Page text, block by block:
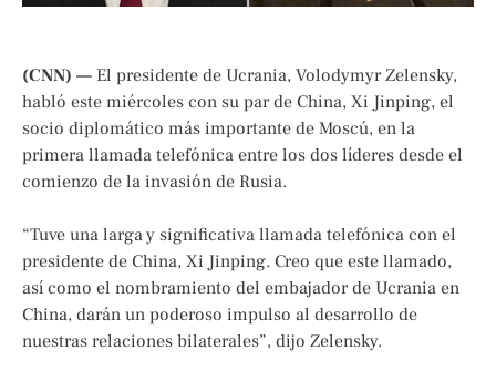
(CNN) — El presidente de Ucrania, Volodymyr Zelensky,
habló este miércoles con su par de China, Xi Jinping, el
socio diplomático más importante de Moscú, en la
primera llamada telefónica entre los dos líderes desde el
comienzo de la invasión de Rusia.
“Tuve una larga y significativa llamada telefónica con el
presidente de China, Xi Jinping. Creo que este llamado,
así como el nombramiento del embajador de Ucrania en
China, darán un poderoso impulso al desarrollo de
nuestras relaciones bilaterales”, dijo Zelensky.